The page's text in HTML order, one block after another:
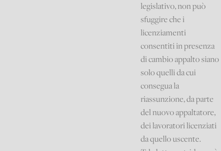
legislativo, non può
sfuggire che i
licenziamenti
consentiti in presenza
di cambio appalto siano
solo quelli da cui
consegua la
riassunzione, da parte
del nuovo appaltatore,
dei lavoratori licenziati
da quello uscente.